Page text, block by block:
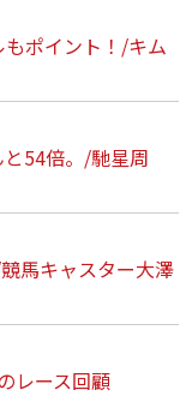
ポイント！/キム
54倍。/馳星周
馬キャスター大澤
レース回顧